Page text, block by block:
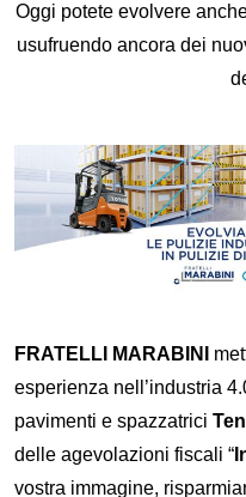
Oggi potete evolvere
usufruendo ancora dei
FRATELLI MARABINI
esperienza nell’industria
pavimenti e spazzatrici
delle agevolazioni fiscali “
vostra immagine,